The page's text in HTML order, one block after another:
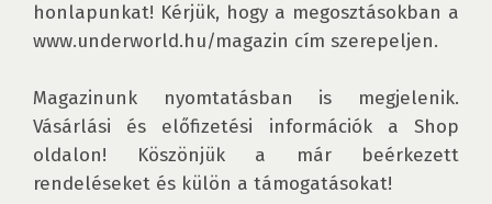
honlapunkat! Kérjük, hogy a megosztásokban a
www.underworld.hu/magazin cím szerepeljen.
Magazinunk nyomtatásban is megjelenik.
Vásárlási és előfizetési információk a Shop
oldalon! Köszönjük a már beérkezett
rendeléseket és külön a támogatásokat!